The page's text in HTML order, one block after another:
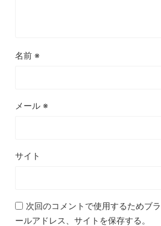
名前 ※
メール ※
サイト
次回のコメントで使用するためブ
ールアドレス、サイトを保存する。